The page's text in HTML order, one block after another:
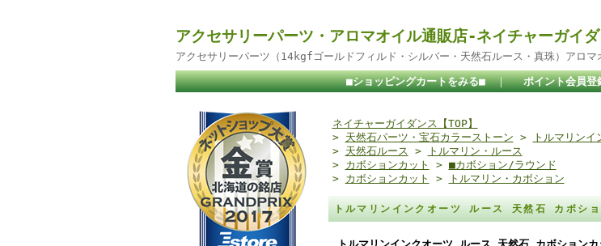
アクセサリーパーツ・アロマオイル通販店-ネイチャーガイダ
アクセサリーパーツ（14kgfゴールドフィルド・シルバー・天然石ルース・真珠）アロマ
■ショッピングカートをみる■ ｜ ポイント会員登
ネイチャーガイダンス【TOP】
> 天然石パーツ・宝石カラーストーン >
トルマリンイ
> 天然石ルース >
トルマリン・ルース
> カボションカット > ■カボション/ラウンド
> カボションカット > トルマリン・カボション
トルマリンインクオーツ ルース 天然石 カボシ